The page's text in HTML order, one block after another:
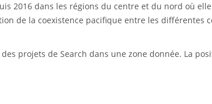
2016 dans les régions du centre et du nord où
de la coexistence pacifique entre les différentes
projets de Search dans une zone donnée. La